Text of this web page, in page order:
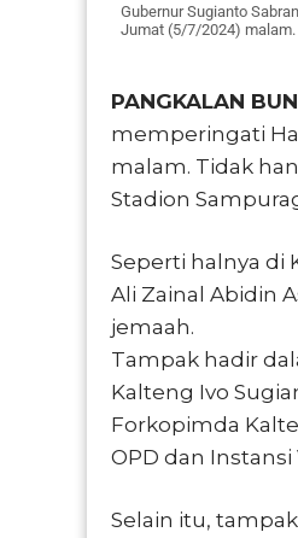
Gubernur Sugianto
Jumat (5/7/2024) malam.
PANGKALAN
memperingati
malam. Tidak
Stadion
Seperti halnya di
Ali Zainal Abidin
jemaah.
Tampak hadir
Kalteng Ivo
Forkopimda
OPD dan
Selain itu,